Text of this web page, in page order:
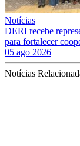
Notícias
DERI recebe
para fortalecer
05 ago 2026
Notícias